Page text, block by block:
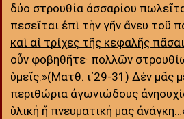
δύο στρουθία ἀσσαρίου
πεσεῖται ἐπὶ τὴν γῆν ἄνευ τοῦ
καὶ αἱ τρίχες τῆς κεφαλῆς
οὖν φοβηθῆτε· πολλῶν
ὑμεῖς.»(Ματθ. ι΄29-31) Δέν μᾶς
περιθώρια ἀγωνιώδους
ὑλική ἤ πνευματική μας